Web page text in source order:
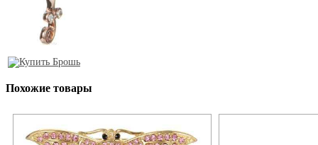
Похожие товары